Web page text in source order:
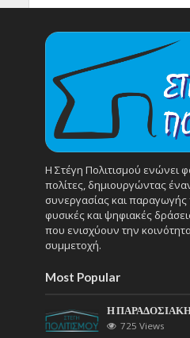
Η Στέγη Πολιτισμού ενώνει
πολίτες, δημιουργώντας
συνεργασίας και
φυσικές και ψηφιακές
που ενισχύουν την
συμμετοχή.
Most Popular
Η
725 Views